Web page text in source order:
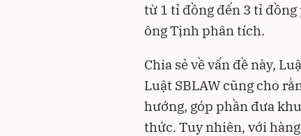
từ 1 tỉ đồng đến 3 tỉ
ông Tịnh phân tích.
Chia sẻ về vấn đề này,
Luật SBLAW cũng cho
hướng, góp phần đưa
thức. Tuy nhiên, với